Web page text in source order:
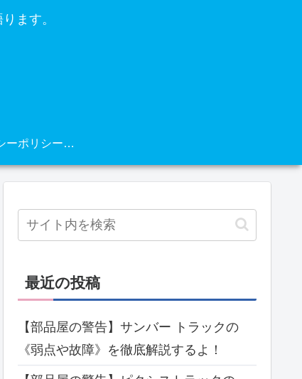
ます。
プライバシーポリシー・免責事項
最近の投稿
【部品屋の警告】サンバー トラックの
《弱点や故障》を徹底解説するよ！